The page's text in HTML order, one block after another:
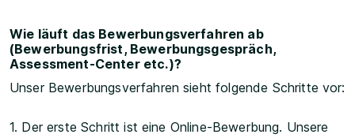
Wie läuft das Bewerbungsverfahren ab
(Bewerbungsfrist, Bewerbungsgespräch,
Assessment-Center etc.)?
Unser Bewerbungsverfahren sieht folgende Schritte vor:
1. Der erste Schritt ist eine Online-Bewerbung. Unsere